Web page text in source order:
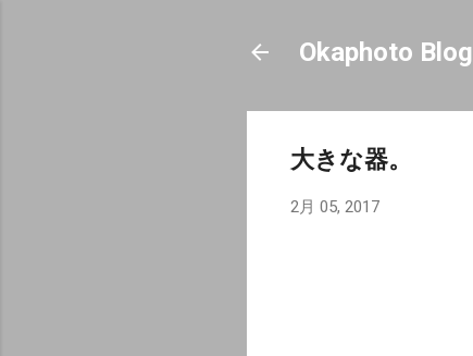
Okaphoto Blog
大きな器。
2月 05, 2017